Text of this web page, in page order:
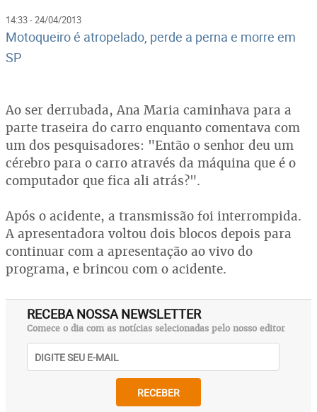
14:33 - 24/04/2013
Motoqueiro é atropelado, perde a perna e morre em
SP
Ao ser derrubada, Ana Maria caminhava para a
parte traseira do carro enquanto comentava com
um dos pesquisadores: "Então o senhor deu um
cérebro para o carro através da máquina que é o
computador que fica ali atrás?".
Após o acidente, a transmissão foi interrompida.
A apresentadora voltou dois blocos depois para
continuar com a apresentação ao vivo do
programa, e brincou com o acidente.
RECEBA NOSSA NEWSLETTER
Comece o dia com as notícias selecionadas pelo nosso editor
RECEBER